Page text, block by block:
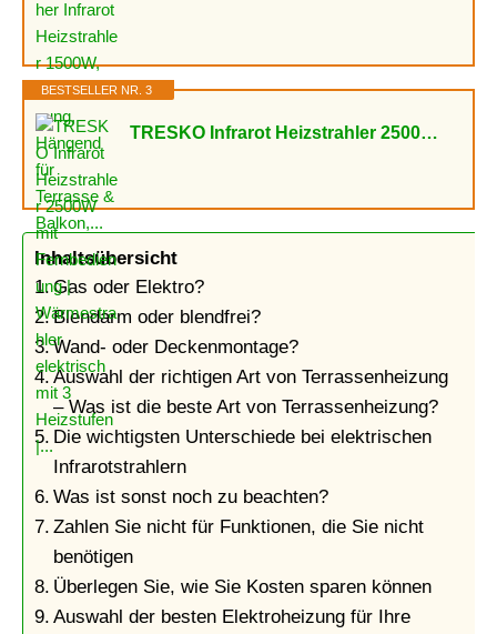
BESTSELLER NR. 3
TRESKO Infrarot Heizstrahler 2500W mit Fernbedienung | Wärmestrahler elektrisch mit 3 Heizstufen |...
Inhaltsübersicht
Gas oder Elektro?
Blendarm oder blendfrei?
Wand- oder Deckenmontage?
Auswahl der richtigen Art von Terrassenheizung
– Was ist die beste Art von Terrassenheizung?
Die wichtigsten Unterschiede bei elektrischen
Infrarotstrahlern
Was ist sonst noch zu beachten?
Zahlen Sie nicht für Funktionen, die Sie nicht
benötigen
Überlegen Sie, wie Sie Kosten sparen können
Auswahl der besten Elektroheizung für Ihre